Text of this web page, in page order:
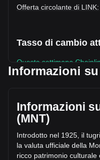
Offerta circolante di LINK:
Tasso di cambio
Questa settimana
Il prezzo attuale di
capitalizzazione di
₮22,053,180,783,959.25
Chainlink ha subito una
MNT nelle ultime 24 ore,
giornata di trading, è
₮703,545,109,050.49 di
Informazioni
Informazioni
(MNT)
Introdotto nel 1925, il
la valuta ufficiale della
ricco patrimonio